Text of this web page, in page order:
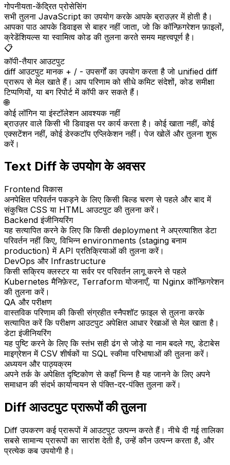
गोपनीयता-केंद्रित प्रोसेसिंग
सभी तुलना JavaScript का उपयोग करके आपके ब्राउज़र में होती है।
आपका पाठ आपके डिवाइस से बाहर नहीं जाता, जो कि कॉन्फ़िगरेशन फ़ाइलों,
क्रेडेंशियल्स या स्वामित्व कोड की तुलना करते समय महत्त्वपूर्ण है।
📋
कॉपी-तैयार आउटपुट
diff आउटपुट मानक + / - उपसर्गों का उपयोग करता है जो unified diff
प्रारूप से मेल खाते हैं। आप परिणाम को सीधे कमिट संदेशों, कोड समीक्षा
टिप्पणियों, या बग रिपोर्ट में कॉपी कर सकते हैं।
🌐
कोई लॉगिन या इंस्टॉलेशन आवश्यक नहीं
ब्राउज़र वाले किसी भी डिवाइस पर कार्य करता है। कोई खाता नहीं, कोई
एक्सटेंशन नहीं, कोई डेस्कटॉप एप्लिकेशन नहीं। पेज खोलें और तुलना शुरू
करें।
Text Diff के उपयोग के अवसर
Frontend विकास
अनपेक्षित परिवर्तन पकड़ने के लिए किसी बिल्ड चरण से पहले और बाद में
संकुचित CSS या HTML आउटपुट की तुलना करें।
Backend इंजीनियरिंग
यह सत्यापित करने के लिए कि किसी deployment ने अप्रत्याशित डेटा
परिवर्तन नहीं किए, विभिन्न environments (staging बनाम
production) में API प्रतिक्रियाओं की तुलना करें।
DevOps और Infrastructure
किसी सक्रिय क्लस्टर या सर्वर पर परिवर्तन लागू करने से पहले
Kubernetes मैनिफ़ेस्ट, Terraform योजनाएँ, या Nginx कॉन्फ़िगरेशन
की तुलना करें।
QA और परीक्षण
वास्तविक परिणाम की किसी संग्रहीत स्नैपशॉट फ़ाइल से तुलना करके
सत्यापित करें कि परीक्षण आउटपुट अपेक्षित आधार रेखाओं से मेल खाता है।
डेटा इंजीनियरिंग
यह पुष्टि करने के लिए कि स्तंभ सही ढंग से जोड़े या नाम बदले गए, डेटाबेस
माइग्रेशन में CSV शीर्षकों या SQL स्कीमा परिभाषाओं की तुलना करें।
अध्ययन और पाठ्यक्रम
अपने तर्क के अपेक्षित दृष्टिकोण से कहाँ भिन्न है यह जानने के लिए अपने
समाधान की संदर्भ कार्यान्वयन से पंक्ति-दर-पंक्ति तुलना करें।
Diff आउटपुट प्रारूपों की तुलना
Diff उपकरण कई प्रारूपों में आउटपुट उत्पन्न करते हैं। नीचे दी गई तालिका
सबसे सामान्य प्रारूपों का सारांश देती है, उन्हें कौन उत्पन्न करता है, और
प्रत्येक कब उपयोगी है।